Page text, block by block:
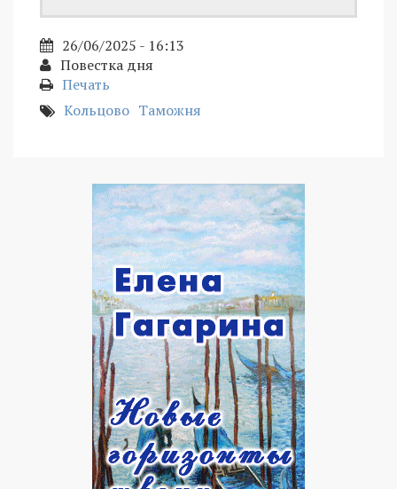
26/06/2025 - 16:13
Повестка дня
Печать
Кольцово Таможня